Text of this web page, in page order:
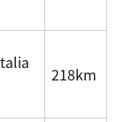
218km